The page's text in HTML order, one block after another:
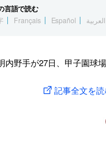
言語で読む
Français Español العربية
野手が27日、甲子園球
記事全文を読